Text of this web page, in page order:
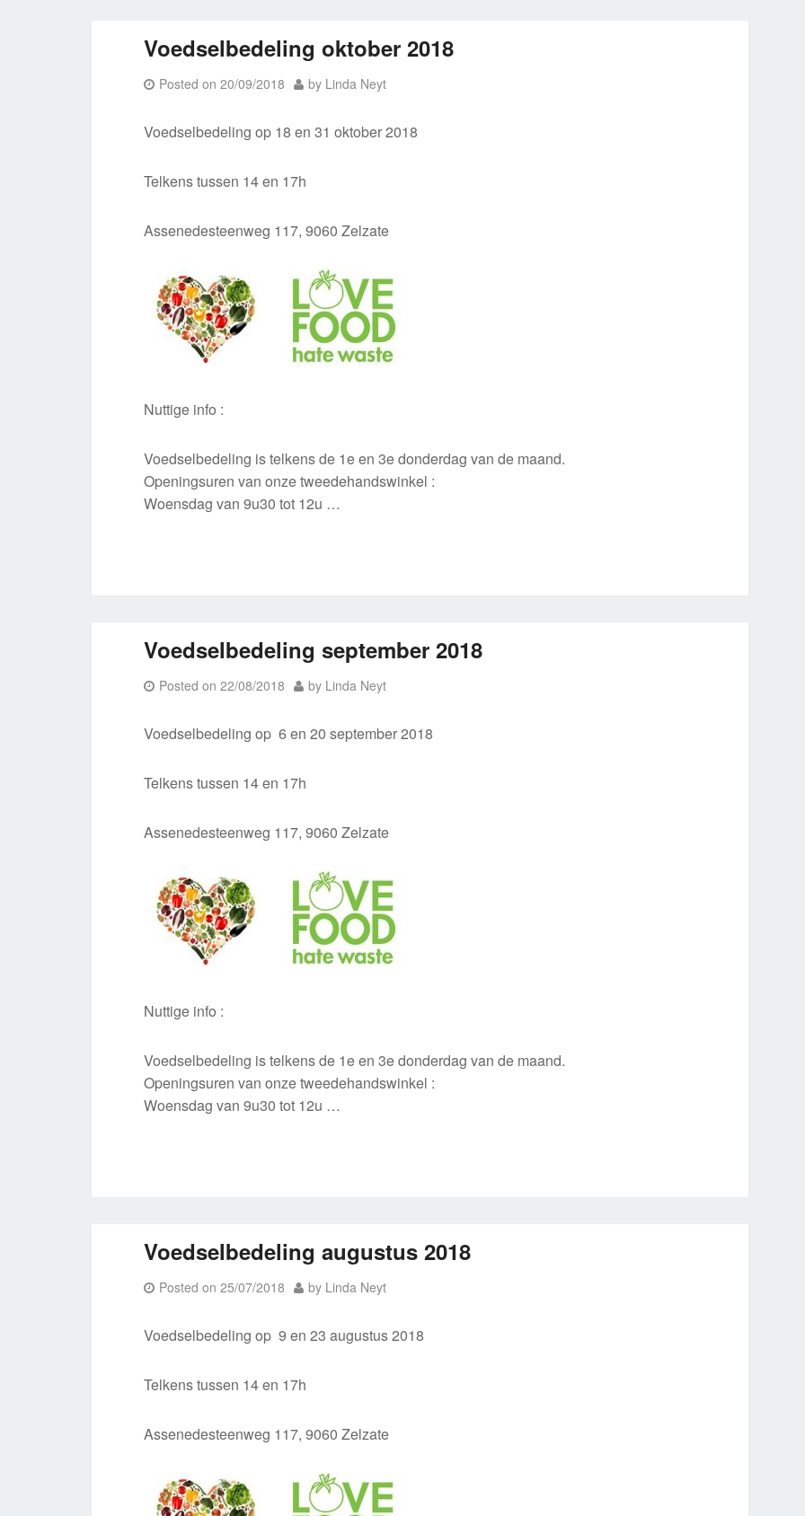
Voedselbedeling oktober 2018
Posted on20/09/2018 by Linda Neyt
Voedselbedeling op 18 en 31 oktober 2018
Telkens tussen 14 en 17h
Assenedesteenweg 117, 9060 Zelzate
Nuttige info :
Voedselbedeling is telkens de 1e en 3e donderdag van de maand.
Openingsuren van onze tweedehandswinkel :
Woensdag van 9u30 tot 12u …
Voedselbedeling september 2018
Posted on22/08/2018 by Linda Neyt
Voedselbedeling op 6 en 20 september 2018
Telkens tussen 14 en 17h
Assenedesteenweg 117, 9060 Zelzate
Nuttige info :
Voedselbedeling is telkens de 1e en 3e donderdag van de maand.
Openingsuren van onze tweedehandswinkel :
Woensdag van 9u30 tot 12u …
Voedselbedeling augustus 2018
Posted on25/07/2018 by Linda Neyt
Voedselbedeling op 9 en 23 augustus 2018
Telkens tussen 14 en 17h
Assenedesteenweg 117, 9060 Zelzate